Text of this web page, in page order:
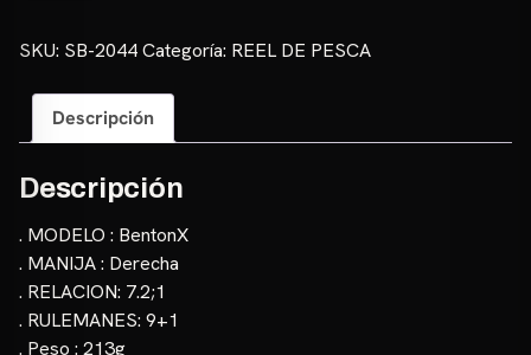
Be10
SKU: SB-2044Categoría: REEL DE PESCA
Descripción
Descripción
. MODELO : BentonX
. MANIJA : Derecha
. RELACION: 7.2;1
. RULEMANES: 9+1
. Peso : 213g